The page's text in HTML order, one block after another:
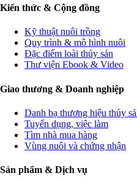
Kiến thức & Cộng đồng
Kỹ thuật nuôi trồng
Quy trình & mô hình nuôi
Đặc điểm loài thủy sản
Thư viện Ebook & Video
Giao thương & Doanh nghiệp
Danh bạ thương hiệu thủy
Tuyển dụng, việc làm
Tìm nhà mua hàng
Vùng nuôi và chứng nhận
Sản phẩm & Dịch vụ